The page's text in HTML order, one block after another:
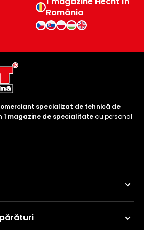
România
specializat de tehnică de
1 magazine de specialitatecu personal